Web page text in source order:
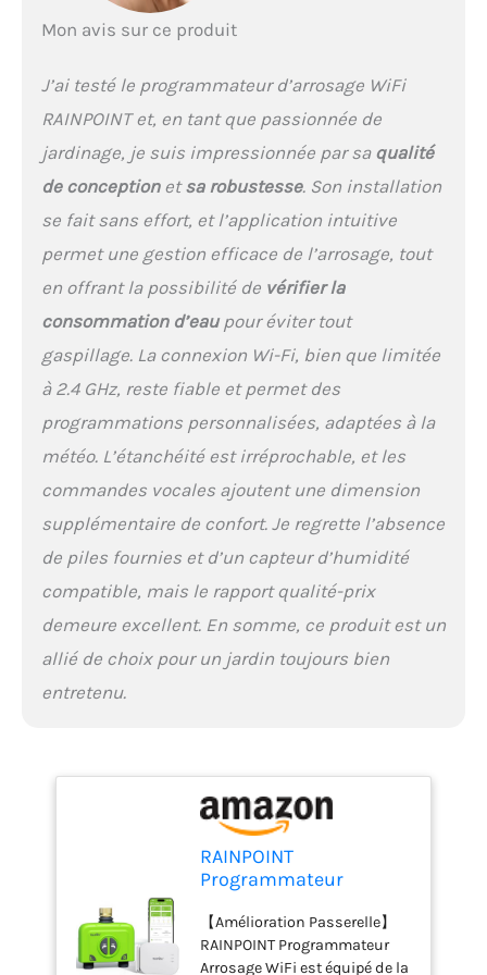
pression d'eau plus élevée,
les fuites, et est durable. La
conception étanche IP65 est
plus résistante aux
intempéries et offre une durée
de vie plus longue. 【Diverses
Options D'arrosage】Smart
Programmateur Aarrosage est
équipé de 2 vannes
d'arrosage indépendantes,
chacune pouvant configurer
propose 3 modes d'arrosage :
arrosage normal (1 min à 12
h), arrosage par intervalles (1
seconde à 60 minutes) et
trempage cyclique (1 minute à
d'arrosage : quotidienne,
jours impairs, jours pairs,
30 jours. Répondez à vos
différents besoins d'arrosage
l'arrosage. 【Irrigation
Intelligente】Programmateur
peut être réglée en fonction de
l'exécute. Par exemple, vous
pouvez retarder l'arrosage les
jours de pluie, augmenter
l'arrosage en cas de fortes
chaleurs, etc. Profitez d'une
irrigation sans souci,
économisez de l'eau et de
l'argent. 【Télécommande APP
et Commande Vocale
Mon avis sur ce produit
J’ai testé le programmateur d’arrosage WiFi
RAINPOINT et, en tant que passionnée de
jardinage, je suis impressionnée par sa qualité
de conceptionetsa robustesse. Son installation
se fait sans effort, et l’application intuitive
permet une gestion efficace de l’arrosage, tout
en offrant la possibilité de vérifier la
consommation d’eaupour éviter tout
gaspillage. La connexion Wi-Fi, bien que limitée
à 2.4 GHz, reste fiable et permet des
programmations personnalisées, adaptées à la
météo. L’étanchéité est irréprochable, et les
commandes vocales ajoutent une dimension
supplémentaire de confort. Je regrette l’absence
de piles fournies et d’un capteur d’humidité
compatible, mais le rapport qualité-prix
demeure excellent. En somme, ce produit est un
allié de choix pour un jardin toujours bien
entretenu.
RAINPOINT
Programmateur
avec Passerelle
Ethernet et Entrée en
【Amélioration Passerelle】
RAINPOINT Programmateur
Arrosage WiFi est équipé de la